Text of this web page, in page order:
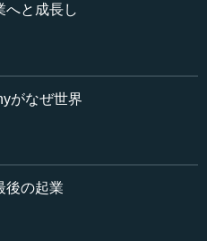
の間で38度線近辺の板門店
アメリカ側から対日講和7
へと成長し
がなぜ世界
後の起業